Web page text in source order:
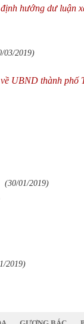
hướng dư luận
03/2019)
UBND thành phố
(30/01/2019)
2019)